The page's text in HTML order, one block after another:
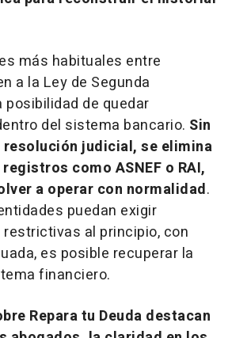
más habituales entre
a la Ley de Segunda
posibilidad de quedar
del sistema bancario. Sin
judicial, se elimina
como ASNEF o RAI,
a operar con normalidad.
puedan exigir
al principio, con
es posible recuperar la
financiero.
Repara tu Deuda destacan